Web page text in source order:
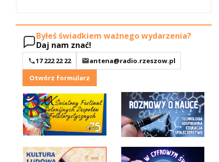
Byłeś świadkiem ważnego wydarzenia?
Daj nam znać!
17 222 22 22
antena@radio.rzeszow.pl
Otwórz formularz